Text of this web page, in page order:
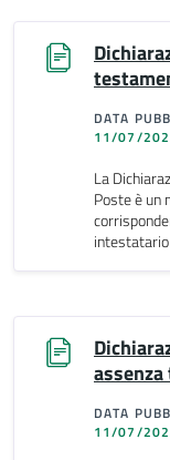
DATA
11/07/
La
Poste è un
DATA
11/07/